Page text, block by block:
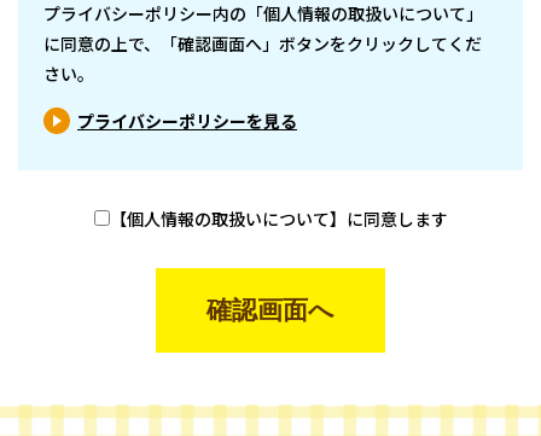
プライバシーポリシー内の「個人情報の取扱いについて」
に同意の上で、「確認画面へ」ボタンをクリックしてくだ
さい。
プライバシーポリシーを見る
【個人情報の取扱いについて】に同意します